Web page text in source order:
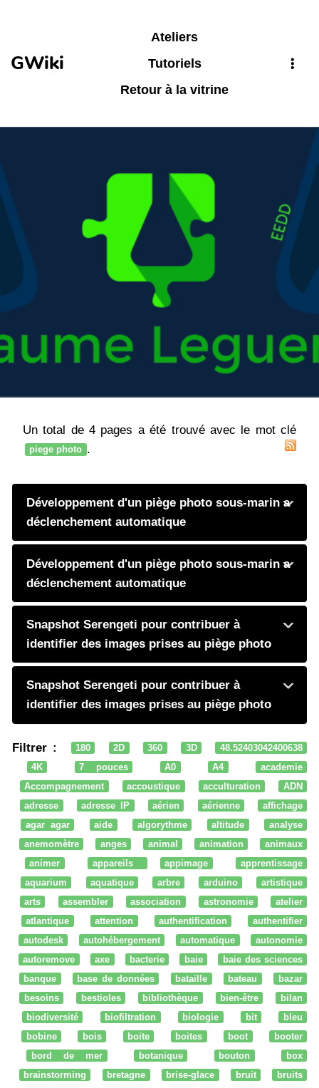
GWiki
Ateliers
Tutoriels
Retour à la vitrine
Un total de 4 pages a été trouvé avec le mot clé
piege photo .
Développement d'un piège photo sous-marin a
déclenchement automatique
Développement d'un piège photo sous-marin a
déclenchement automatique
Snapshot Serengeti pour contribuer à
identifier des images prises au piège photo
Snapshot Serengeti pour contribuer à
identifier des images prises au piège photo
Filtrer : 180 2D 360 3D
48.52403042400638
4K
7 pouces A0 A4
academie
Accompagnement
accoustique acculturation
ADN
adresse
adresse IP aérien aérienne
affichage
agar agar
aide algorythme altitude
analyse
anemomètre
anges animal animation
animaux
animer
appareils appimage
apprentissage
aquarium
aquatique arbre arduino
artistique
arts
assembler association astronomie
atelier
atlantique
attention authentification
authentifier
autodesk
autohébergement automatique
autonomie
autoremove
axe bacterie baie
baie des sciences
banque
base de données bataille bateau
bazar
besoins
bestioles bibliothèque bien-être
bilan
biodiversité
biofiltration biologie bit
bleu
bobine
bois boite boites boot
booter
bord de mer
botanique bouton
box
brainstorming
bretagne brise-glace bruit
bruits